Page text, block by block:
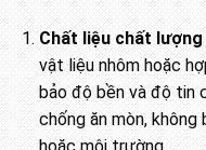
Chất liệu chất lượng
vật liệu nhôm hoặc
bảo độ bền và độ tin
chống ăn mòn,